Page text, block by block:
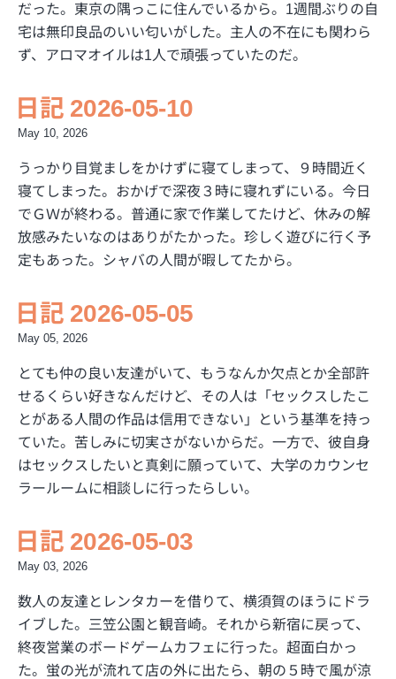
だった。東京の隅っこに住んでいるから。1週間ぶりの自
宅は無印良品のいい匂いがした。主人の不在にも関わら
ず、アロマオイルは1人で頑張っていたのだ。
日記 2026-05-10
May 10, 2026
うっかり目覚ましをかけずに寝てしまって、９時間近く
寝てしまった。おかげで深夜３時に寝れずにいる。今日
でＧＷが終わる。普通に家で作業してたけど、休みの解
放感みたいなのはありがたかった。珍しく遊びに行く予
定もあった。シャバの人間が暇してたから。
日記 2026-05-05
May 05, 2026
とても仲の良い友達がいて、もうなんか欠点とか全部許
せるくらい好きなんだけど、その人は「セックスしたこ
とがある人間の作品は信用できない」という基準を持っ
ていた。苦しみに切実さがないからだ。一方で、彼自身
はセックスしたいと真剣に願っていて、大学のカウンセ
ラールームに相談しに行ったらしい。
日記 2026-05-03
May 03, 2026
数人の友達とレンタカーを借りて、横須賀のほうにドラ
イブした。三笠公園と観音崎。それから新宿に戻って、
終夜営業のボードゲームカフェに行った。超面白かっ
た。蛍の光が流れて店の外に出たら、朝の５時で風が涼